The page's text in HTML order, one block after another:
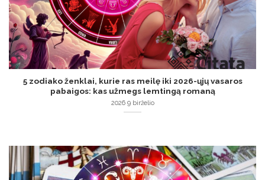
5 zodiako ženklai, kurie ras meilę iki 2026-ųjų vasaros
pabaigos: kas užmegs lemtingą romaną
2026 9 birželio